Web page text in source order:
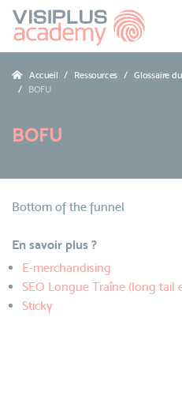
Accueil Ressources
Glossaire
BOFU
BOFU
Bottom of the funnel
En savoir plus ?
E-merchandising
SEO Longue Traîne (long tail
Sticky